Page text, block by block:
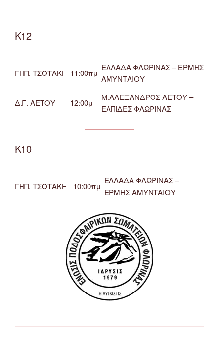
Κ12
ΓΗΠ. ΤΣΟΤΑΚΗ 11:00πμ
ΕΛΛΑΔΑ ΦΛΩΡΙΝΑΣ – ΕΡΜΗΣ
ΑΜΥΝΤΑΙΟΥ
Δ.Γ. ΑΕΤΟΥ 12:00μ
Μ.ΑΛΕΞΑΝΔΡΟΣ ΑΕΤΟΥ –
ΕΛΠΙΔΕΣ ΦΛΩΡΙΝΑΣ
Κ10
ΓΗΠ. ΤΣΟΤΑΚΗ 10:00πμ
ΕΛΛΑΔΑ ΦΛΩΡΙΝΑΣ –
ΕΡΜΗΣ ΑΜΥΝΤΑΙΟΥ